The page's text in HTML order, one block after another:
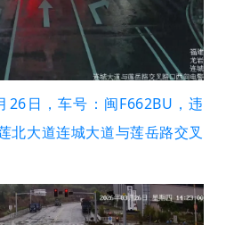
26日，车号：闽F662BU，违
北大道连城大道与莲岳路交叉